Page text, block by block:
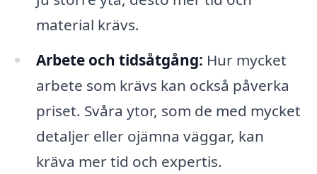
material krävs.
Arbete och tidsåtgång: Hur mycket
arbete som krävs kan också påverka
priset. Svåra ytor, som de med mycket
detaljer eller ojämna väggar, kan
kräva mer tid och expertis.